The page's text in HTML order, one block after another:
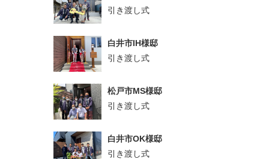
引き渡し式
白井市IH様邸
引き渡し式
松戸市MS様邸
引き渡し式
白井市OK様邸
引き渡し式